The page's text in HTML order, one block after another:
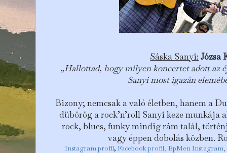
Sáska Sanyi: Józsa
„Hallottad, hogy milyen koncertet adott az
Sanyi most igazán
Bizony; nemcsak a való életben, hanem a
dübörög a rock’n’roll Sanyi keze munkája
rock, blues, funky mindig rám talál,
vagy éppen dobolás közben.
Instagram profil,Facebook profil ,BpMen Instagram